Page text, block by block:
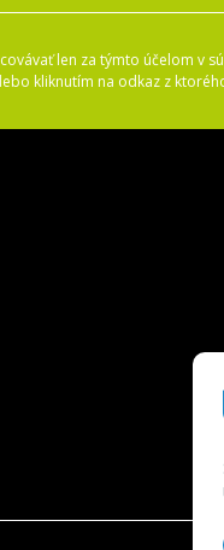
len za týmto účelom v
kliknutím na odkaz z